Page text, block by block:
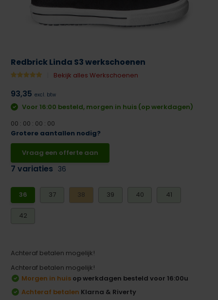
Redbrick Linda S3 werkschoenen
Bekijk alles Werkschoenen
93,35 excl. btw
Voor 16:00 besteld, morgen in huis (op werkdagen)
00 : 00 : 00 : 00
Grotere aantallen nodig?
Vraag een offerte aan
7 variaties 36
36 37 38 39 40 41
42
Achteraf betalen mogelijk!
Achteraf betalen mogelijk!
Morgen in huis op werkdagen besteld voor 16:00u
Achteraf betalen Klarna & Riverty